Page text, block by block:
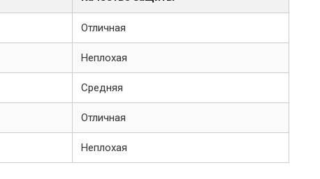
Отличная
Неплохая
Средняя
Отличная
Неплохая